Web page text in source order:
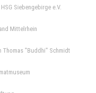
Siebengebirge e.V.
Mittelrhein
Thomas "Buddhi" Schmidt